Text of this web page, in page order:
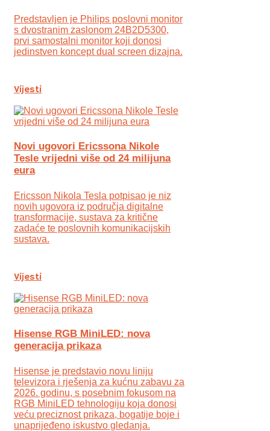
Predstavljen je Philips poslovni monitor
s dvostranim zaslonom 24B2D5300,
prvi samostalni monitor koji donosi
jedinstven koncept dual screen dizajna.
Vijesti
Novi ugovori Ericssona Nikole
Tesle vrijedni više od 24 milijuna
eura
Ericsson Nikola Tesla potpisao je niz
novih ugovora iz područja digitalne
transformacije, sustava za kritične
zadaće te poslovnih komunikacijskih
sustava.
Vijesti
Hisense RGB MiniLED: nova
generacija prikaza
Hisense je predstavio novu liniju
televizora i rješenja za kućnu zabavu za
2026. godinu, s posebnim fokusom na
RGB MiniLED tehnologiju koja donosi
veću preciznost prikaza, bogatije boje i
unaprijeđeno iskustvo gledanja.